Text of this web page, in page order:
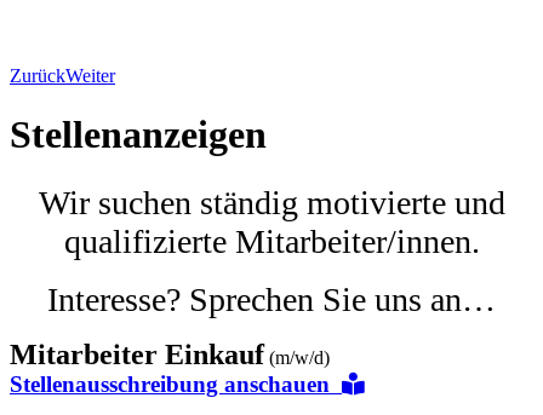
ZurückWeiter
Stellenanzeigen
Wir suchen ständig motivierte und
qualifizierte Mitarbeiter/innen.
Interesse? Sprechen Sie uns an…
Mitarbeiter Einkauf (m/w/d)
Stellenausschreibung anschauen